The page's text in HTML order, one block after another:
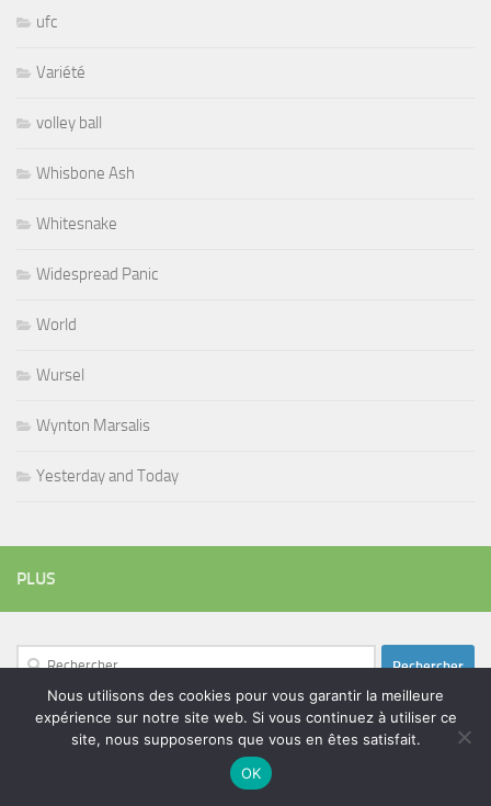
ufc
Variété
volley ball
Whisbone Ash
Whitesnake
Widespread Panic
World
Wursel
Wynton Marsalis
Yesterday and Today
PLUS
Rechercher :
batteurbeatles
Nous utilisons des cookies pour vous garantir la meilleure
expérience sur notre site web. Si vous continuez à utiliser ce
site, nous supposerons que vous en êtes satisfait.
OK